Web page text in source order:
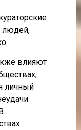
людей,
влияют
личный